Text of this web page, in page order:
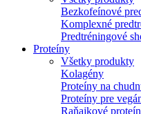
Bezkofeínové
Komplexné
Predtréningové
Proteíny
Všetky produkty
Kolagény
Proteíny na
Proteíny pre
Raňajkové